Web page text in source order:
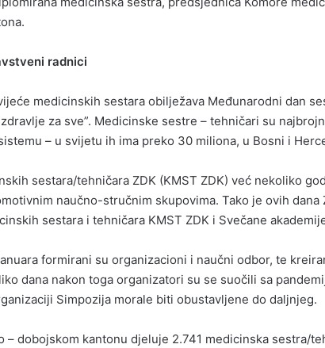
radnici
medicinskih sestara obilježava Međunarodni dan
za sve”. Medicinske sestre – tehničari su
– u svijetu ih ima preko 30 miliona, u Bosni i
sestara/tehničara ZDK (KMST ZDK) već nekoliko
naučno-stručnim skupovima. Tako je ovih dana
sestara i tehničara KMST ZDK i Svečane
formirani su organizacioni i naučni odbor, te
dana nakon toga organizatori su se suočili sa
Simpozija morale biti obustavljene do daljnjeg.
– dobojskom kantonu djeluje 2.741 medicinska sestra/